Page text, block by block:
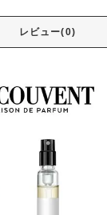
レビュー(0)